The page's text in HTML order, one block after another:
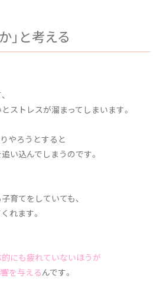
」と考える
ストレスが溜まってしまいます。
やろうとすると
い込んでしまうのです。
育てをしていても、
れます。
にも疲れていないほうが
を与えるんです。